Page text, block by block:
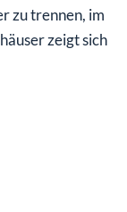
zu trennen, im
zeigt sich